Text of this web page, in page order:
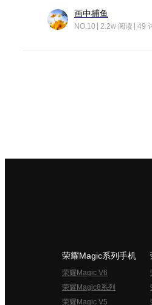
画中捕鱼
NO.10 2.2w 阅读 49
荣耀Magic系列手机
荣耀Magic V6
荣耀Magic8系列
荣耀Magic V5